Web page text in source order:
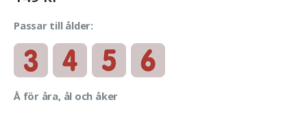
Passar till ålder:
Å för åra, ål och åker